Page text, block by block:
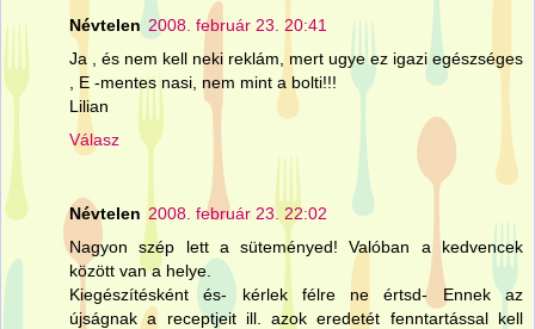
Névtelen 2008. február 23. 20:41
Ja , és nem kell neki reklám, mert ugye ez igazi egészséges
, E -mentes nasi, nem mint a bolti!!!
Lilian
Válasz
Névtelen 2008. február 23. 22:02
Nagyon szép lett a süteményed! Valóban a kedvencek
között van a helye.
Kiegészítésként és- kérlek félre ne értsd- Ennek az
újságnak a receptjeit ill. azok eredetét fenntartással kell